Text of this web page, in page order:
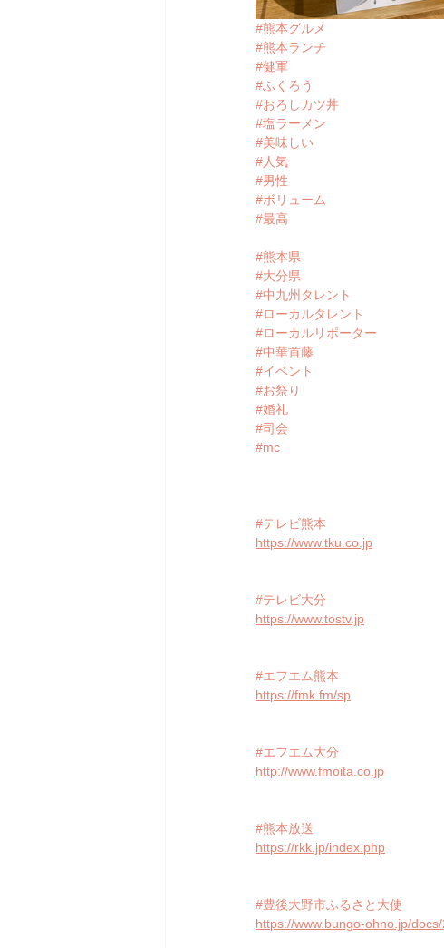
#熊本グルメ
#熊本ランチ
#健軍
#ふくろう
#おろしカツ丼
#塩ラーメン
#美味しい
#人気
#男性
#ボリューム
#最高
#熊本県
#大分県
#中九州タレント
#ローカルタレント
#ローカルリポーター
#中華首藤
#イベント
#お祭り
#婚礼
#司会
#mc
#テレビ熊本
https://www.tku.co.jp
#テレビ大分
https://www.tostv.jp
#エフエム熊本
https://fmk.fm/sp
#エフエム大分
http://www.fmoita.co.jp
#熊本放送
https://rkk.jp/index.php
#豊後大野市ふるさと大使
https://www.bungo-ohno.jp/